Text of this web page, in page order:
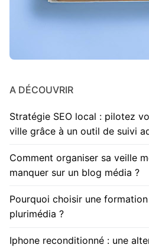
A DÉCOUVRIR
Stratégie SEO local : pilotez
ville grâce à un outil de suivi
Comment organiser sa veille
manquer sur un blog média ?
Pourquoi choisir une
plurimédia ?
Iphone reconditionné : une